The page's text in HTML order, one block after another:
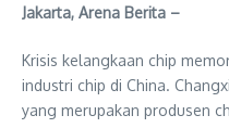
Jakarta, Arena Berita –
Krisis kelangkaan chip
industri chip di China.
yang merupakan produsen